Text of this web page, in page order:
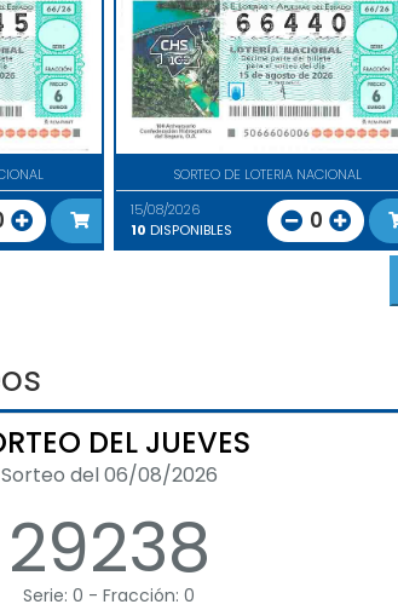
SORTEO DE LOTERIA NACIONAL
15/08/2026
10 DISPONIBLES 0
DEL JUEVES
Sorteo del 06/08/2026
29238
Serie: 0 - Fracción: 0